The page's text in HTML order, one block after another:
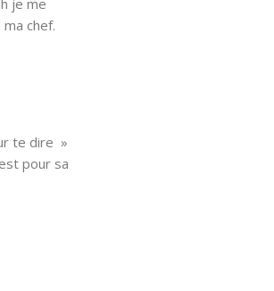
chef.
te dire »
pour sa